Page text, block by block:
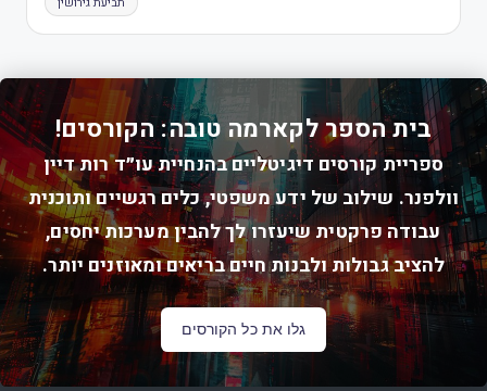
בית הספר לקארמה טובה: הקורסים!
ספריית קורסים דיגיטליים בהנחיית עו״ד רות דיין
וולפנר. שילוב של ידע משפטי, כלים רגשיים ותוכנית
עבודה פרקטית שיעזרו לך להבין מערכות יחסים,
להציב גבולות ולבנות חיים בריאים ומאוזנים יותר.
גלו את כל הקורסים